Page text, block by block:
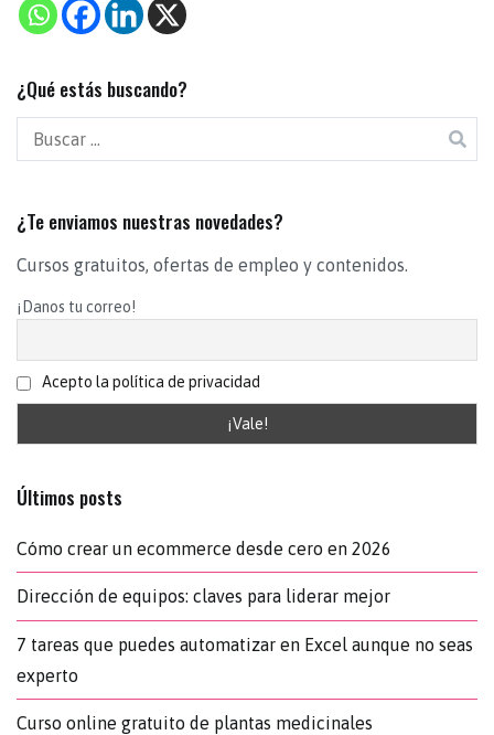
¿Qué estás buscando?
¿Te enviamos nuestras novedades?
Cursos gratuitos, ofertas de empleo y contenidos.
¡Danos tu correo!
Acepto la política de privacidad
Últimos posts
Cómo crear un ecommerce desde cero en 2026
Dirección de equipos: claves para liderar mejor
7 tareas que puedes automatizar en Excel aunque no seas
experto
Curso online gratuito de plantas medicinales